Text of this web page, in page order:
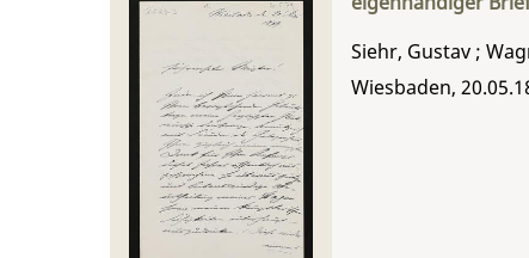
Siehr, Gustav ;
Wiesbaden,